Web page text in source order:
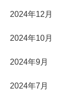
2024年12月
2024年10月
2024年9月
2024年7月